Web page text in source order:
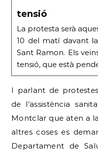
tensió
La protesta serà
10 del matí davant
Sant Ramon. Els
tensió, que està
I parlant de protestes
de l’assistència
Montclar que aten a
altres coses es
Departament de